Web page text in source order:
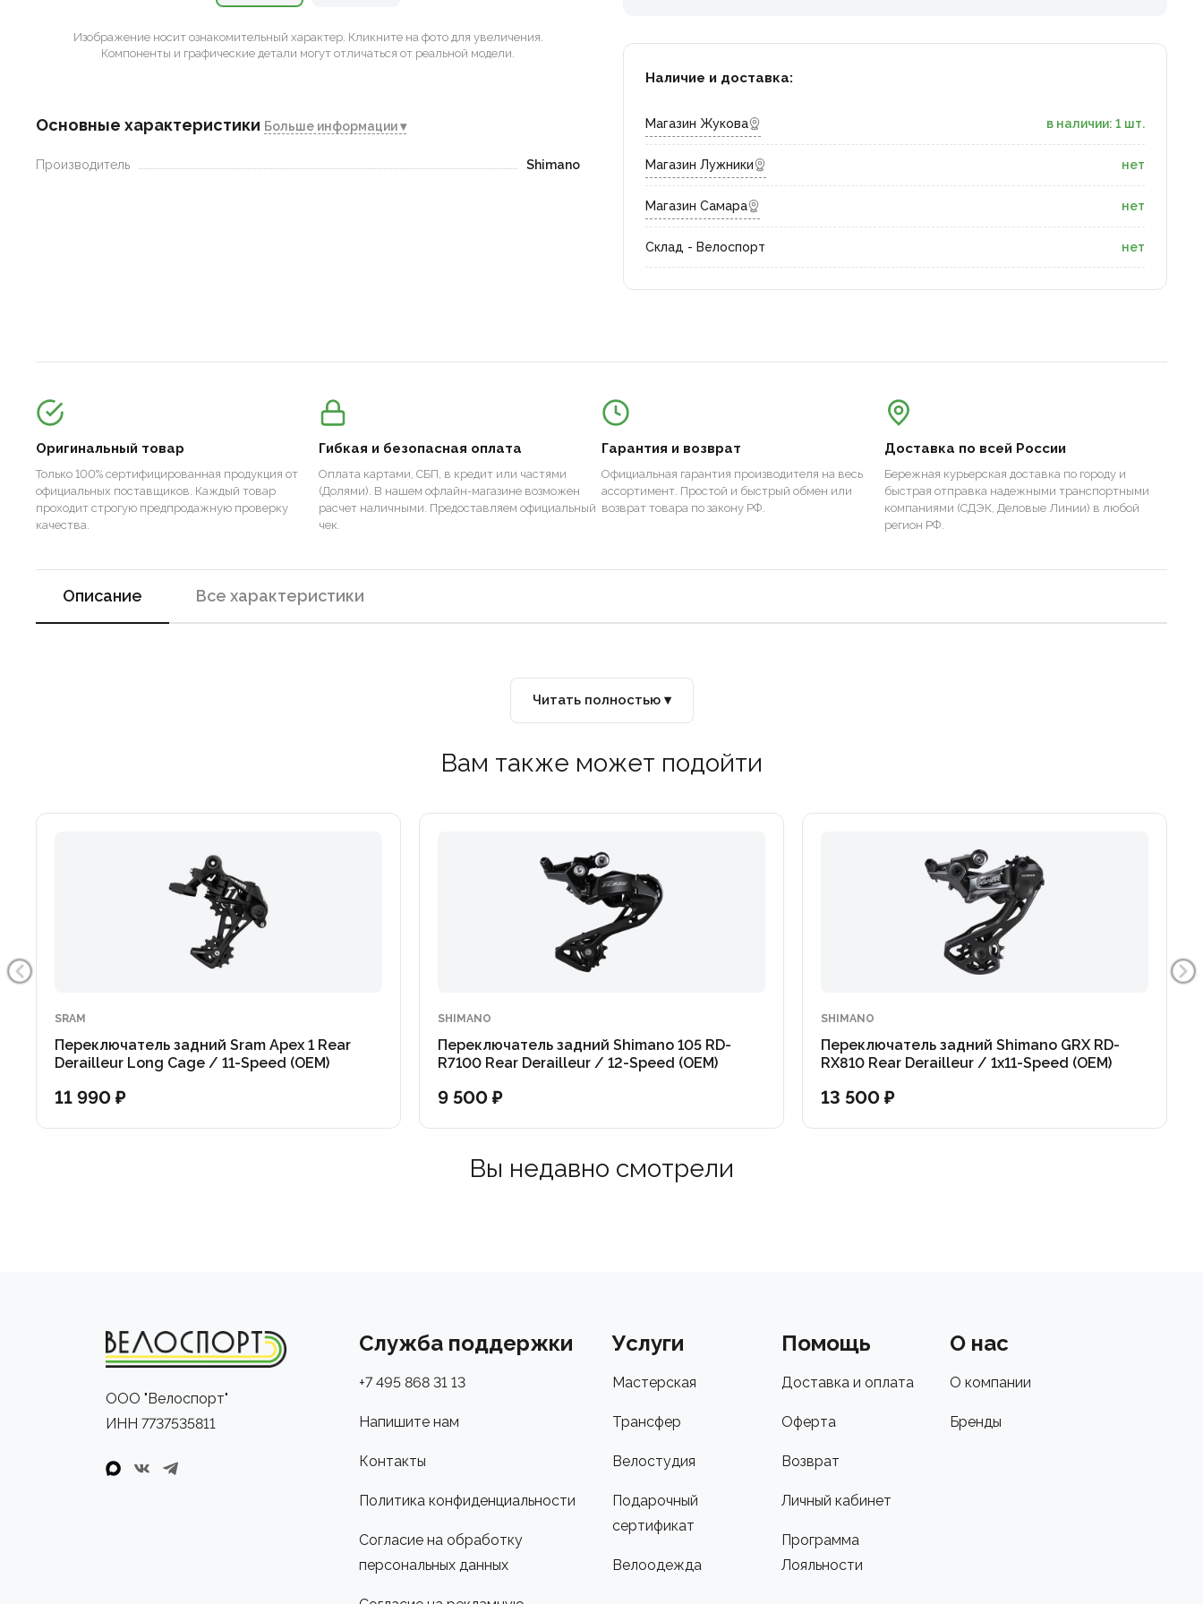
Изображение носит ознакомительный характер. Кликните на фото для увеличения.
Компоненты и графические детали могут отличаться от реальной модели.
Основные характеристики Больше информации ▾
Производитель Shimano
Наличие и доставка:
Магазин Жукова в наличии: 1 шт.
Магазин Лужники нет
Магазин Самара нет
Склад - Велоспорт нет
Оригинальный товар
Только 100% сертифицированная продукция от
официальных поставщиков. Каждый товар
проходит строгую предпродажную проверку
качества.
Гибкая и безопасная оплата
Оплата картами, СБП, в кредит или частями
(Долями). В нашем офлайн-магазине возможен
расчет наличными. Предоставляем официальный
чек.
Гарантия и возврат
Официальная гарантия производителя на весь
ассортимент. Простой и быстрый обмен или
возврат товара по закону РФ.
Доставка по всей России
Бережная курьерская доставка по городу и
быстрая отправка надежными транспортными
компаниями (СДЭК, Деловые Линии) в любой
регион РФ.
Описание Все характеристики
Читать полностью ▾
Вам также может подойти
SRAM
Переключатель задний Sram Apex 1 Rear
Derailleur Long Cage / 11-Speed (OEM)
11 990 ₽
SHIMANO
Переключатель задний Shimano 105 RD-
R7100 Rear Derailleur / 12-Speed (OEM)
9 500 ₽
SHIMANO
Переключатель задний Shimano GRX RD-
RX810 Rear Derailleur / 1x11-Speed (OEM)
13 500 ₽
Вы недавно смотрели
ООО "Велоспорт"
ИНН 7737535811
Служба поддержки
+7 495 868 31 13
Напишите нам
Контакты
Политика конфиденциальности
Согласие на обработку
персональных данных
Услуги
Мастерская
Трансфер
Велостудия
Подарочный
сертификат
Велоодежда
Помощь
Доставка и оплата
Оферта
Возврат
Личный кабинет
Программа
Лояльности
О нас
О компании
Бренды